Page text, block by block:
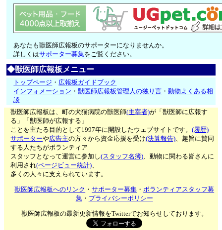
あなたも獣医師広報板のサポーターになりませんか。
詳しくはサポーター募集をご覧ください。
◆獣医師広報板メニュー
トップページ ・ 広報板ガイドブック
インフォメーション ・獣医師広報板管理人の独り言 ・動物よくある相
談
獣医師広報板は、町の犬猫病院の獣医師(主宰者)が「獣医師に広報す
る」「獣医師が広報する」
ことを主たる目的として1997年に開設したウェブサイトです。(履歴)
サポーターや広告主の方々から資金応援を受け(決算報告)、趣旨に賛同
する人たちがボランティア
スタッフとなって運営に参加し(スタッフ名簿)、動物に関わる皆さんに
利用され(ページビュー統計)、
多くの人々に支えられています。
獣医師広報板へのリンク ・サポーター募集 ・ボランティアスタッフ募
集・ プライバシーポリシー
獣医師広報板の最新更新情報をTwitterでお知らせしております。